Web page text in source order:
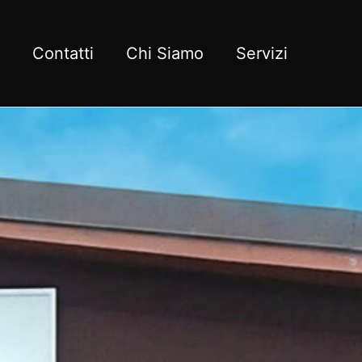
Contatti Chi Siamo Servizi